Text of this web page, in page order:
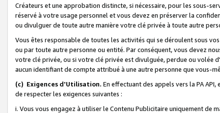
Créateurs et une approbation distincte, si nécessaire, pour les sous-
réservé à votre usage personnel et vous devez en préserver la
ou divulguer de toute autre manière votre clé privée à toute autre
Vous êtes responsable de toutes les activités qui se déroulent sous
ou par toute autre personne ou entité. Par conséquent, vous devez
votre clé privée, ou si votre clé privée est divulguée, perdue ou volée
aucun identifiant de compte attribué à une autre personne que vous-
(c) Exigences d'Utilisation. En effectuant des appels vers la PA
de respecter les exigences suivantes :
i. Vous vous engagez à utiliser le Contenu Publicitaire uniquement de